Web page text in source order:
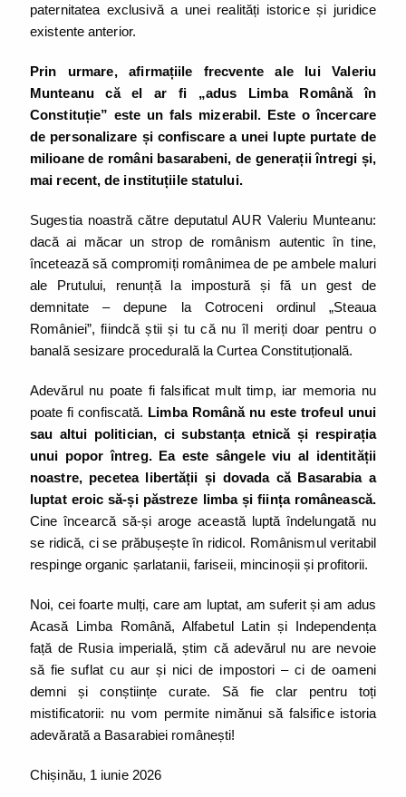
paternitatea exclusivă a unei realități istorice și juridice
existente anterior.
Prin urmare, afirmațiile frecvente ale lui Valeriu
Munteanu că el ar fi „adus Limba Română în
Constituție” este un fals mizerabil. Este o încercare
de personalizare și confiscare a unei lupte purtate de
milioane de români basarabeni, de generații întregi și,
mai recent, de instituțiile statului.
Sugestia noastră către deputatul AUR Valeriu Munteanu:
dacă ai măcar un strop de românism autentic în tine,
încetează să compromiți românimea de pe ambele maluri
ale Prutului, renunță la impostură și fă un gest de
demnitate – depune la Cotroceni ordinul „Steaua
României”, fiindcă știi și tu că nu îl meriți doar pentru o
banală sesizare procedurală la Curtea Constituțională.
Adevărul nu poate fi falsificat mult timp, iar memoria nu
poate fi confiscată. Limba Română nu este trofeul unui
sau altui politician, ci substanța etnică și respirația
unui popor întreg. Ea este sângele viu al identității
noastre, pecetea libertății și dovada că Basarabia a
luptat eroic să-și păstreze limba și ființa românească.
Cine încearcă să-și aroge această luptă îndelungată nu
se ridică, ci se prăbușește în ridicol. Românismul veritabil
respinge organic șarlatanii, fariseii, mincinoșii și profitorii.
Noi, cei foarte mulți, care am luptat, am suferit și am adus
Acasă Limba Română, Alfabetul Latin și Independența
față de Rusia imperială, știm că adevărul nu are nevoie
să fie suflat cu aur și nici de impostori – ci de oameni
demni și conștiințe curate. Să fie clar pentru toți
mistificatorii: nu vom permite nimănui să falsifice istoria
adevărată a Basarabiei românești!
Chișinău, 1 iunie 2026